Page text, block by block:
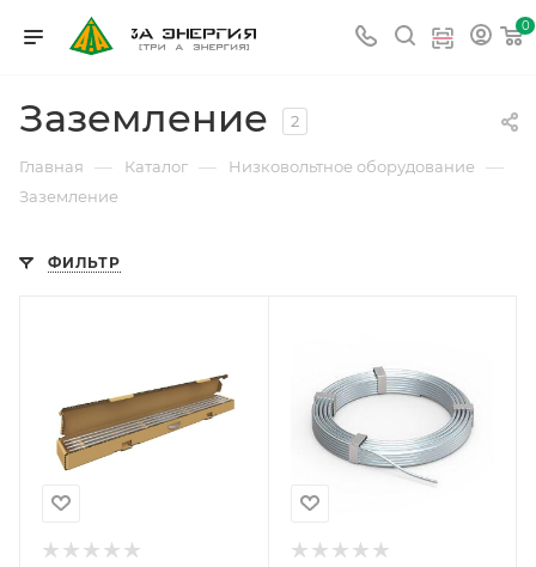
0
Заземление 2
Главная — Каталог — Низковольтное оборудование —
Заземление
ФИЛЬТР